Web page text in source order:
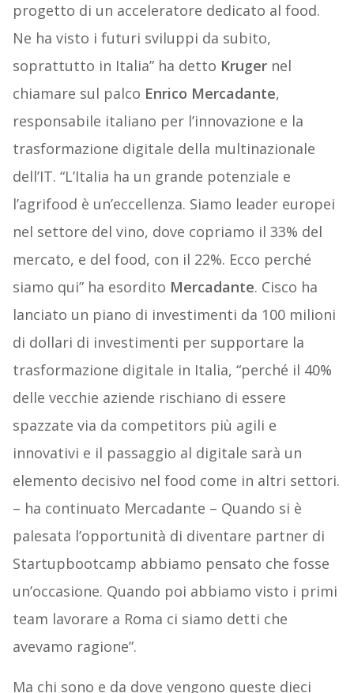
progetto di un acceleratore dedicato al food.
Ne ha visto i futuri sviluppi da subito,
soprattutto in Italia” ha detto Kruger nel
chiamare sul palco Enrico Mercadante,
responsabile italiano per l’innovazione e la
trasformazione digitale della multinazionale
dell’IT. “L’Italia ha un grande potenziale e
l’agrifood è un’eccellenza. Siamo leader europei
nel settore del vino, dove copriamo il 33% del
mercato, e del food, con il 22%. Ecco perché
siamo qui” ha esordito Mercadante. Cisco ha
lanciato un piano di investimenti da 100 milioni
di dollari di investimenti per supportare la
trasformazione digitale in Italia, “perché il 40%
delle vecchie aziende rischiano di essere
spazzate via da competitors più agili e
innovativi e il passaggio al digitale sarà un
elemento decisivo nel food come in altri settori.
– ha continuato Mercadante – Quando si è
palesata l’opportunità di diventare partner di
Startupbootcamp abbiamo pensato che fosse
un’occasione. Quando poi abbiamo visto i primi
team lavorare a Roma ci siamo detti che
avevamo ragione”.
Ma chi sono e da dove vengono queste dieci